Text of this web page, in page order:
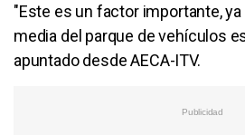
"Este es un factor importante,
media del parque de vehículos
apuntado desde AECA-ITV.